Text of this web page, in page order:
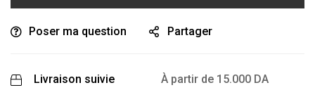
Poser ma question Partager
Livraison suivie
À partir de 15.000 DA